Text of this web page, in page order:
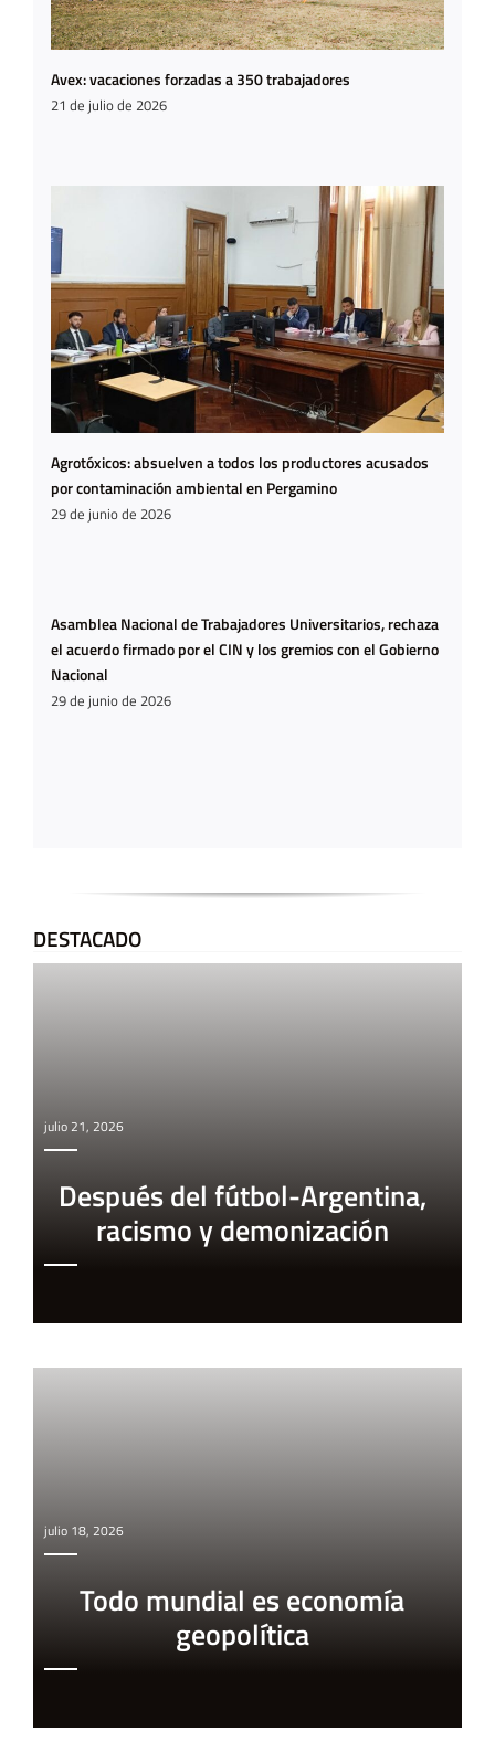
Avex: vacaciones forzadas a 350 trabajadores
21 de julio de 2026
Agrotóxicos: absuelven a todos los productores acusados
por contaminación ambiental en Pergamino
29 de junio de 2026
Asamblea Nacional de Trabajadores Universitarios, rechaza
el acuerdo firmado por el CIN y los gremios con el Gobierno
Nacional
29 de junio de 2026
DESTACADO
julio 21, 2026
Después del fútbol-Argentina,
racismo y demonización
julio 18, 2026
Todo mundial es economía
geopolítica